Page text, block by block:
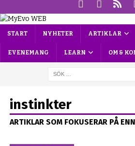
START NYHETER ARTIKLAR
EVENEMANG LEARN OM &
instinkter
ARTIKLAR SOM FOKUSERAR PÅ